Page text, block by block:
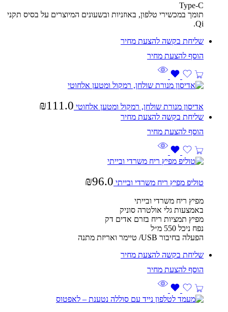
Type-C
תומך במכשירי טלפון, באוזניות ובשעונים המיוצרים על בסיס תקני
Qi.
שליחת בקשה להצעת מחיר
אדיסון מנורת שולחן, רמקול ומטען אלחוטי ₪111.0
שליחת בקשה להצעת מחיר
טוליפ מפיץ ריח משרדי ובייתי ₪96.0
מפיץ ריח משרדי ובייתי
באמצעות גלי אולטרה סוניק
מפיץ תמציות ריח בזרם אדים דק
נפח ניכל 550 מ״ל
הפעלה בחיבור USB/ טיימר ואריזת מתנה
שליחת בקשה להצעת מחיר